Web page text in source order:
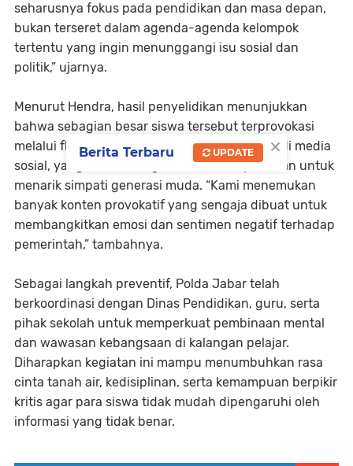
seharusnya fokus pada pendidikan dan masa depan,
bukan terseret dalam agenda-agenda kelompok
tertentu yang ingin menunggangi isu sosial dan
politik,” ujarnya.
Menurut Hendra, hasil penyelidikan menunjukkan
bahwa sebagian besar siswa tersebut terprovokasi
melalui flyer digital dan ajakan yang beredar di media
sosial, yang dibuat dengan narasi menyesatkan untuk
menarik simpati generasi muda. “Kami menemukan
banyak konten provokatif yang sengaja dibuat untuk
membangkitkan emosi dan sentimen negatif terhadap
pemerintah,” tambahnya.
Sebagai langkah preventif, Polda Jabar telah
berkoordinasi dengan Dinas Pendidikan, guru, serta
pihak sekolah untuk memperkuat pembinaan mental
dan wawasan kebangsaan di kalangan pelajar.
Diharapkan kegiatan ini mampu menumbuhkan rasa
cinta tanah air, kedisiplinan, serta kemampuan berpikir
kritis agar para siswa tidak mudah dipengaruhi oleh
informasi yang tidak benar.
×
Berita Terbaru UPDATE